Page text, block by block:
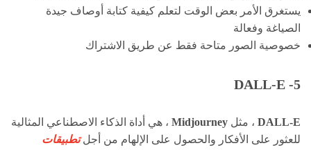
يستغرق الأمر بعض الوقت لتعلم كيفية كتابة أوصاف جيدة
الصياغة وفعالة
خصوصية الصور متاحة فقط عن طريق الاشتراك
5- DALL-E
DALL-E ، مثل Midjourney ، هي أداة الذكاء الاصطناعي المثالية
للعثور على الأفكار والحصول على الإلهام من أجلتطبيقات